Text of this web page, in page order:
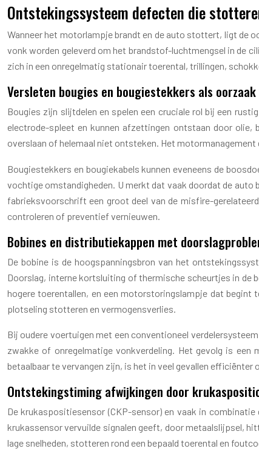
Ontstekingssysteem defecten die
Wanneer het motorlampje brandt en de auto stottert, ligt de
vonk worden geleverd om het brandstof-luchtmengsel in de
zich in een onregelmatig stationair toerental, trillingen,
Versleten bougies en bougiestekkers als
Bougies zijn slijtdelen en spelen een cruciale rol bij een
electrode-spleet en kunnen afzettingen ontstaan door olie,
overslaan of helemaal niet ontsteken. Het
Bougiestekkers en bougiekabels kunnen eveneens de
vochtige omstandigheden. U merkt dat vaak doordat de
fabrieksvoorschrift een groot deel van de misfire-
controleren of preventief vernieuwen.
Bobines en distributiekappen met
De bobine is de hoogspanningsbron van het
Doorslag, interne kortsluiting of thermische scheurtjes in de
hogere toerentallen, en een motorstoringslampje dat begint
plotseling stotteren en vermogensverlies.
Bij oudere voertuigen met een conventioneel
zwakke of onregelmatige vonkverdeling. Het gevolg is
betaalbaar te vervangen zijn, is het in veel gevallen
Ontstekingstiming afwijkingen door
De krukaspositiesensor (CKP-sensor) en vaak in
krukassensor vervuilde signalen geeft, door metaalslijpsel,
lage snelheden, stotteren rond een bepaald toerental en